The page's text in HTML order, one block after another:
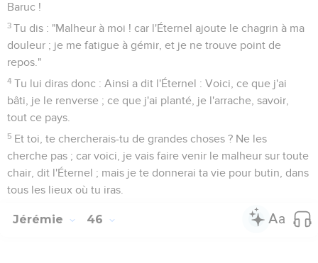
Baruc !
3 Tu dis : "Malheur à moi ! car l'Éternel ajoute le chagrin à ma
douleur ; je me fatigue à gémir, et je ne trouve point de
repos."
4 Tu lui diras donc : Ainsi a dit l'Éternel : Voici, ce que j'ai
bâti, je le renverse ; ce que j'ai planté, je l'arrache, savoir,
tout ce pays.
5 Et toi, te chercherais-tu de grandes choses ? Ne les
cherche pas ; car voici, je vais faire venir le malheur sur toute
chair, dit l'Éternel ; mais je te donnerai ta vie pour butin, dans
tous les lieux où tu iras.
Jérémie 46